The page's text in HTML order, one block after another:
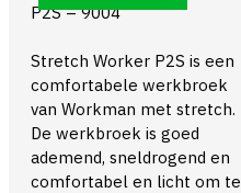
P2S – 9004
Stretch Worker P2S is een
comfortabele werkbroek
van Workman met stretch.
De werkbroek is goed
ademend, sneldrogend en
comfortabel en licht om te